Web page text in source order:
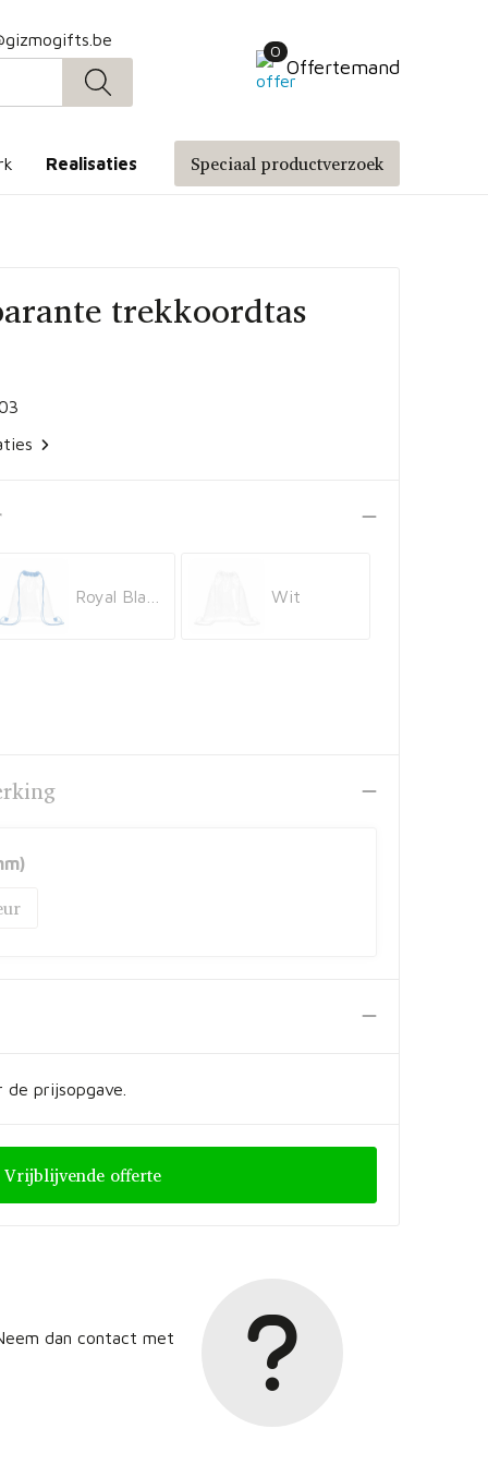
0
Offertemand
Realisaties Speciaal productverzoek
trekkoordtas
Wit
prijsopgave.
Vrijblijvende offerte
dan contact met